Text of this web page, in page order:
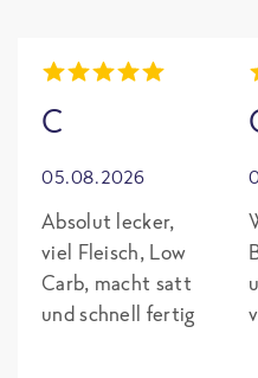
C
05.08.2026
Absolut lecker,
viel Fleisch, Low
Carb, macht satt
und schnell fertig